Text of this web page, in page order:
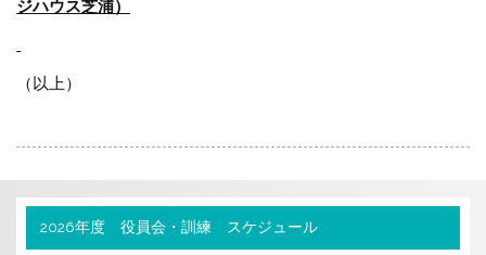
ジハウス芝浦）
（以上）
2026年度 役員会・訓練 スケジュール